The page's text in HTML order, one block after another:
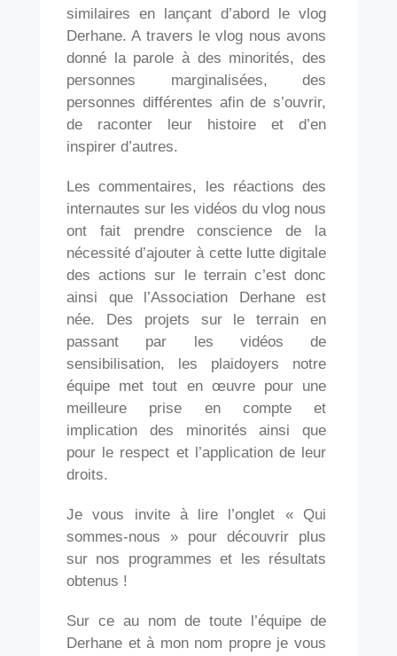
similaires en lançant d’abord le vlog
Derhane. A travers le vlog nous avons
donné la parole à des minorités, des
personnes marginalisées, des
personnes différentes afin de s’ouvrir,
de raconter leur histoire et d’en
inspirer d’autres.
Les commentaires, les réactions des
internautes sur les vidéos du vlog nous
ont fait prendre conscience de la
nécessité d’ajouter à cette lutte digitale
des actions sur le terrain c’est donc
ainsi que l’Association Derhane est
née. Des projets sur le terrain en
passant par les vidéos de
sensibilisation, les plaidoyers notre
équipe met tout en œuvre pour une
meilleure prise en compte et
implication des minorités ainsi que
pour le respect et l’application de leur
droits.
Je vous invite à lire l’onglet « Qui
sommes-nous » pour découvrir plus
sur nos programmes et les résultats
obtenus !
Sur ce au nom de toute l’équipe de
Derhane et à mon nom propre je vous